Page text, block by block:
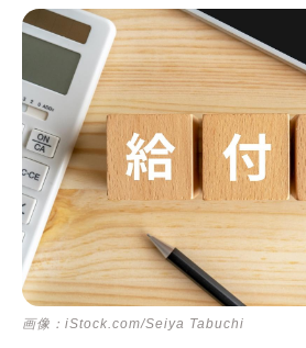
的不安を軽くしよう
画像：iStock.com/Seiya Tabuchi